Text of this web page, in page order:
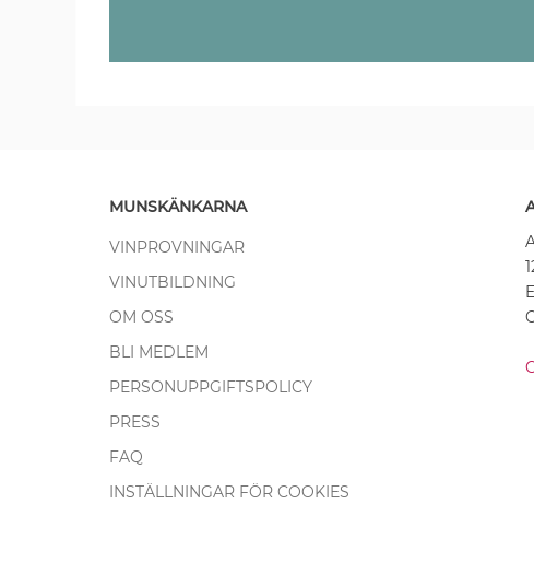
MUNSKÄNKARNA
VINPROVNINGAR
VINUTBILDNING
OM OSS
BLI MEDLEM
PERSONUPPGIFTSPOLICY
PRESS
FAQ
INSTÄLLNINGAR FÖR COOKIES